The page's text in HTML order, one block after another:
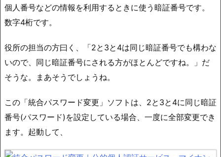
個人番号などの情報を利用するときに使う暗証番号です。
数字4桁です。
役所の担当の方曰く、「2と3と4は同じ暗証番号でも構わな
いので、同じ暗証番号にされる方がほとんどですね。」だ
そうな。まあそうでしょうね。
この「統合パスワード変更」ソフトは、2と3と4に同じ暗証
番号(パスワード)を設定している場合、一度に全部変更でき
ます。起動して、